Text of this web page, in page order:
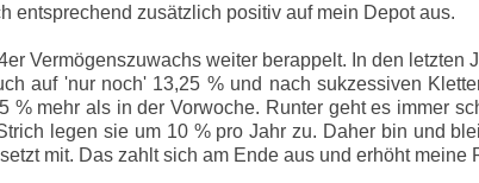
entsprechend zusätzlich positiv auf mein Depot aus.
Vermögenszuwachs weiter berappelt. In den letzten
auf 'nur noch' 13,25 % und nach sukzessiven
mehr als in der Vorwoche. Runter geht es immer
legen sie um 10 % pro Jahr zu. Daher bin und
mit. Das zahlt sich am Ende aus und erhöht meine